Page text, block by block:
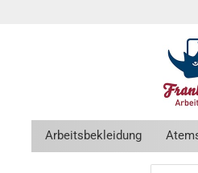
Arbeitsbekleidung